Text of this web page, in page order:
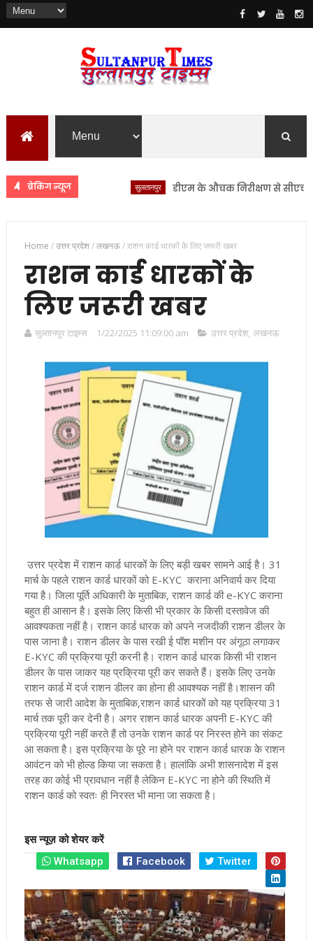
ब्रेकिंग न्यूज डीएम के औचक निरीक्षण से सीएचसी
Home /उत्तर प्रदेश/लखनऊ/राशन कार्ड धारकों के लिए जरूरी खबर
राशन कार्ड धारकों के
लिए जरूरी खबर
सुल्तानपुर टाइम्स 1/22/2025 11:09:00 am उत्तर प्रदेश, लखनऊ
उत्तर प्रदेश में राशन कार्ड धारकों के लिए बड़ी खबर सामने आई है। 31
मार्च के पहले राशन कार्ड धारकों को E-KYC कराना अनिवार्य कर दिया
गया है। जिला पूर्ति अधिकारी के मुताबिक, राशन कार्ड की e-KYC कराना
बहुत ही आसान है। इसके लिए किसी भी प्रकार के किसी दस्तावेज की
आवश्यकता नहीं है। राशन कार्ड धारक को अपने नजदीकी राशन डीलर के
पास जाना है। राशन डीलर के पास रखी ई पॉश मशीन पर अंगूठा लगाकर
E-KYC की प्रक्रिया पूरी करनी है। राशन कार्ड धारक किसी भी राशन
डीलर के पास जाकर यह प्रक्रिया पूरी कर सकते हैं। इसके लिए उनके
राशन कार्ड में दर्ज राशन डीलर का होना ही आवश्यक नहीं है।शासन की
तरफ से जारी आदेश के मुताबिक,राशन कार्ड धारकों को यह प्रक्रिया 31
मार्च तक पूरी कर देनी है। अगर राशन कार्ड धारक अपनी E-KYC की
प्रक्रिया पूरी नहीं करते हैं तो उनके राशन कार्ड पर निरस्त होने का संकट
आ सकता है। इस प्रक्रिया के पूरे ना होने पर राशन कार्ड धारक के राशन
आवंटन को भी होल्ड किया जा सकता है। हालांकि अभी शासनादेश में इस
तरह का कोई भी प्रावधान नहीं है लेकिन E-KYC ना होने की स्थिति में
राशन कार्ड को स्वतः ही निरस्त भी माना जा सकता है।
इस न्यूज़ को शेयर करें
Whatsapp
Facebook Twitter